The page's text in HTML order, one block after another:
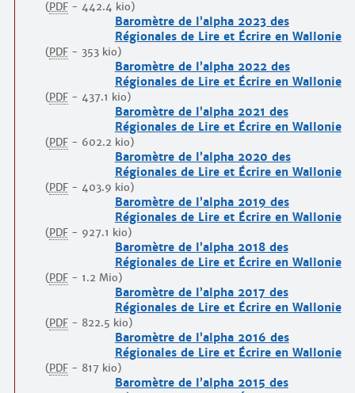
( PDF- 442.4 kio)
Baromètre de l’alpha 2023 des
Régionales de Lire et Écrire en Wallonie
( PDF- 353 kio)
Baromètre de l’alpha 2022 des
Régionales de Lire et Écrire en Wallonie
( PDF- 437.1 kio)
Baromètre de l’alpha 2021 des
Régionales de Lire et Écrire en Wallonie
( PDF- 602.2 kio)
Baromètre de l’alpha 2020 des
Régionales de Lire et Écrire en Wallonie
( PDF- 403.9 kio)
Baromètre de l’alpha 2019 des
Régionales de Lire et Écrire en Wallonie
( PDF- 927.1 kio)
Baromètre de l’alpha 2018 des
Régionales de Lire et Écrire en Wallonie
( PDF- 1.2 Mio)
Baromètre de l’alpha 2017 des
Régionales de Lire et Écrire en Wallonie
( PDF- 822.5 kio)
Baromètre de l’alpha 2016 des
Régionales de Lire et Écrire en Wallonie
( PDF- 817 kio)
Baromètre de l’alpha 2015 des